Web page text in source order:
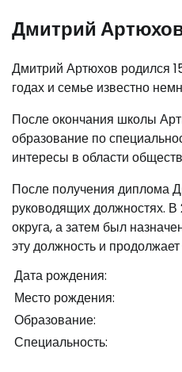
Дмитрий
Дмитрий Артюхов родился
годах и семье известно
После окончания школы
образование по
интересы в области
После получения диплома
руководящих должностях.
округа, а затем был
эту должность и
Дата рождения:
Место рождения:
Образование:
Специальность: